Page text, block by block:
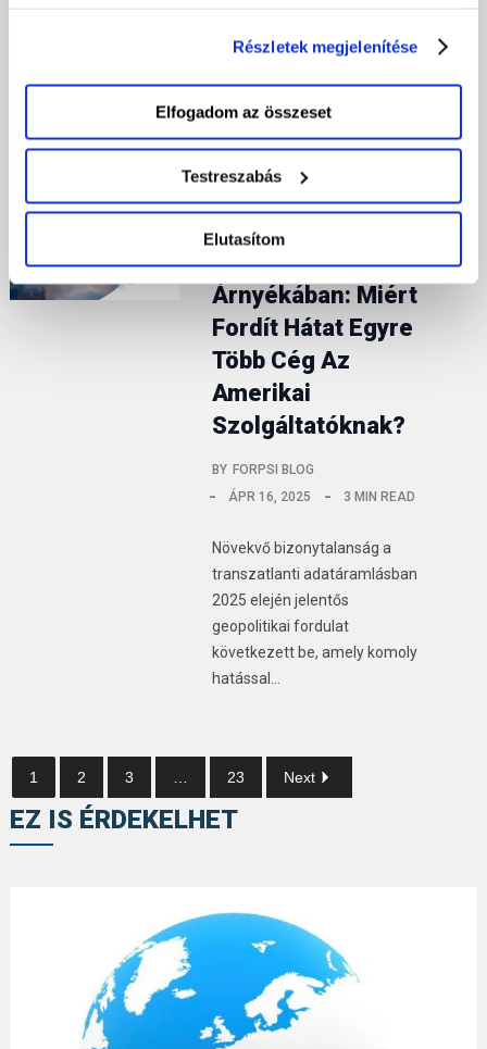
nyomva csak a szükséges sütik tárolását fogadja el.
Részletek megjelenítése
Elfogadom az összeset
Testreszabás
Elutasítom
választja az ún. Headless…
FELHŐVEL A JÖVŐBE
Digitális
Szuverenitás
Trump
Árnyékában: Miért
Fordít Hátat Egyre
Több Cég Az
Amerikai
Szolgáltatóknak?
BY FORPSI BLOG
ÁPR 16, 2025
3 MIN READ
Növekvő bizonytalanság a
transzatlanti adatáramlásban
2025 elején jelentős
geopolitikai fordulat
következett be, amely komoly
hatással…
1 2 3 … 23 Next
EZ IS ÉRDEKELHET